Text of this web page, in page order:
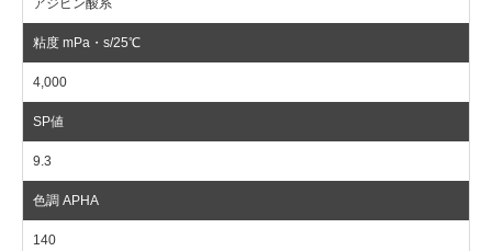
アジピン酸系
4,000
9.3
140